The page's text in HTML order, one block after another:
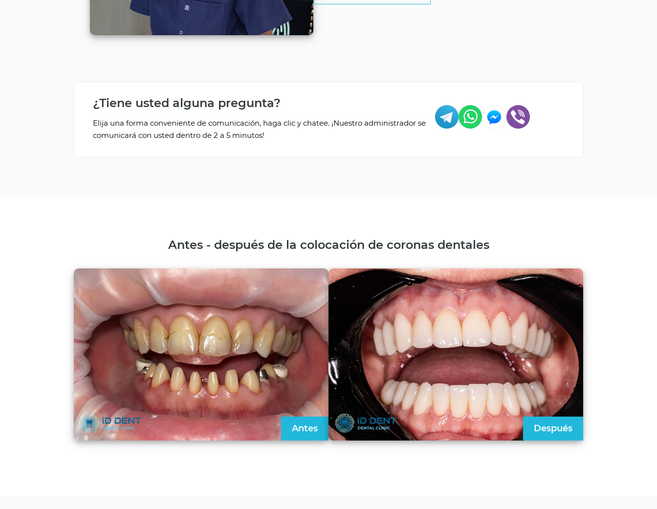
¿Tiene usted alguna pregunta?
Elija una forma conveniente de comunicación, haga clic y chatee. ¡Nuestro administrador se
comunicará con usted dentro de 2 a 5 minutos!
Antes - después de la colocación de coronas dentales
Antes Después